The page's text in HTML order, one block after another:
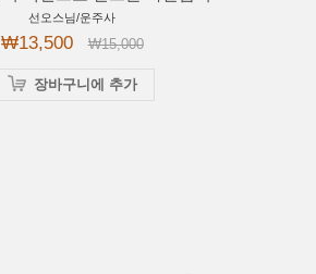
선오스님/운주사
₩13,500 ₩15,000
장바구니에 추가